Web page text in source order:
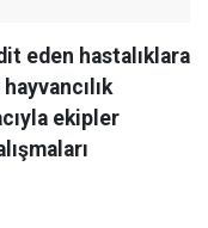
eden hastalıklara
ekipler